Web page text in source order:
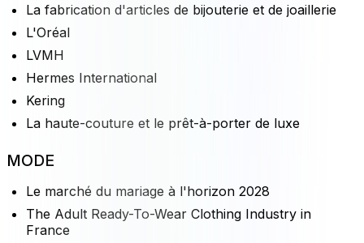
La fabrication d'articles de bijouterie et de joaillerie
L'Oréal
LVMH
Hermes International
Kering
La haute-couture et le prêt-à-porter de luxe
MODE
Le marché du mariage à l'horizon 2028
The Adult Ready-To-Wear Clothing Industry in
France